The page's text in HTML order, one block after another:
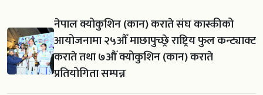
नेपाल क्योकुशिन (कान) कराते संघ कास्कीको
आयोजनामा २५औँ माछापुच्छ्रे राष्ट्रिय फुल कन्ट्याक्ट
कराते तथा ७औँ क्योकुशिन (कान) कराते
प्रतियोगिता सम्पन्न